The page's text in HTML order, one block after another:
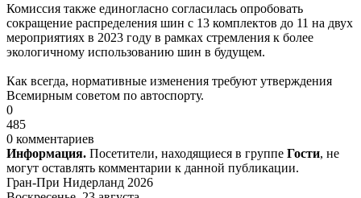
Комиссия также единогласно согласилась опробовать
сокращение распределения шин с 13 комплектов до 11 на двух
мероприятиях в 2023 году в рамках стремления к более
экологичному использованию шин в будущем.
Как всегда, нормативные изменения требуют утверждения
Всемирным советом по автоспорту.
0
485
0 комментариев
Информация. Посетители, находящиеся в группе Гости, не
могут оставлять комментарии к данной публикации.
Гран-При Нидерланд 2026